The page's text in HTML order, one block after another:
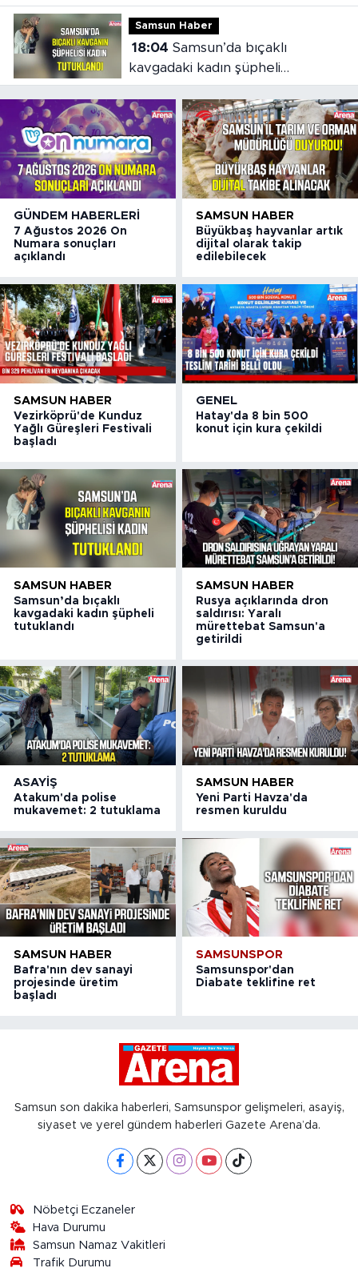
Samsun Haber
18:04
kavgadaki kadın şüpheli
tutuklandı
GÜNDEM HABERLERI
7 Ağustos 2026 On
Numara sonuçları
açıklandı
SAMSUN HABER
Büyükbaş hayvanlar artık
dijital olarak takip
edilebilecek
SAMSUN HABER
Vezirköprü'de Kunduz
Yağlı Güreşleri Festivali
başladı
GENEL
Hatay'da 8 bin 500
konut için kura çekildi
SAMSUN HABER
Samsun’da bıçaklı
kavgadaki kadın şüpheli
tutuklandı
SAMSUN HABER
Rusya açıklarında dron
saldırısı: Yaralı
mürettebat Samsun'a
getirildi
ASAYIŞ
Atakum'da polise
mukavemet: 2 tutuklama
SAMSUN HABER
Yeni Parti Havza'da
resmen kuruldu
SAMSUN HABER
Bafra'nın dev sanayi
projesinde üretim
başladı
SAMSUNSPOR
Samsunspor'dan
Diabate teklifine ret
Samsun son dakika haberleri, Samsunspor gelişmeleri, asayiş,
siyaset ve yerel gündem haberleri Gazete Arena’da.
Nöbetçi Eczaneler
Hava Durumu
Samsun Namaz Vakitleri
Trafik Durumu